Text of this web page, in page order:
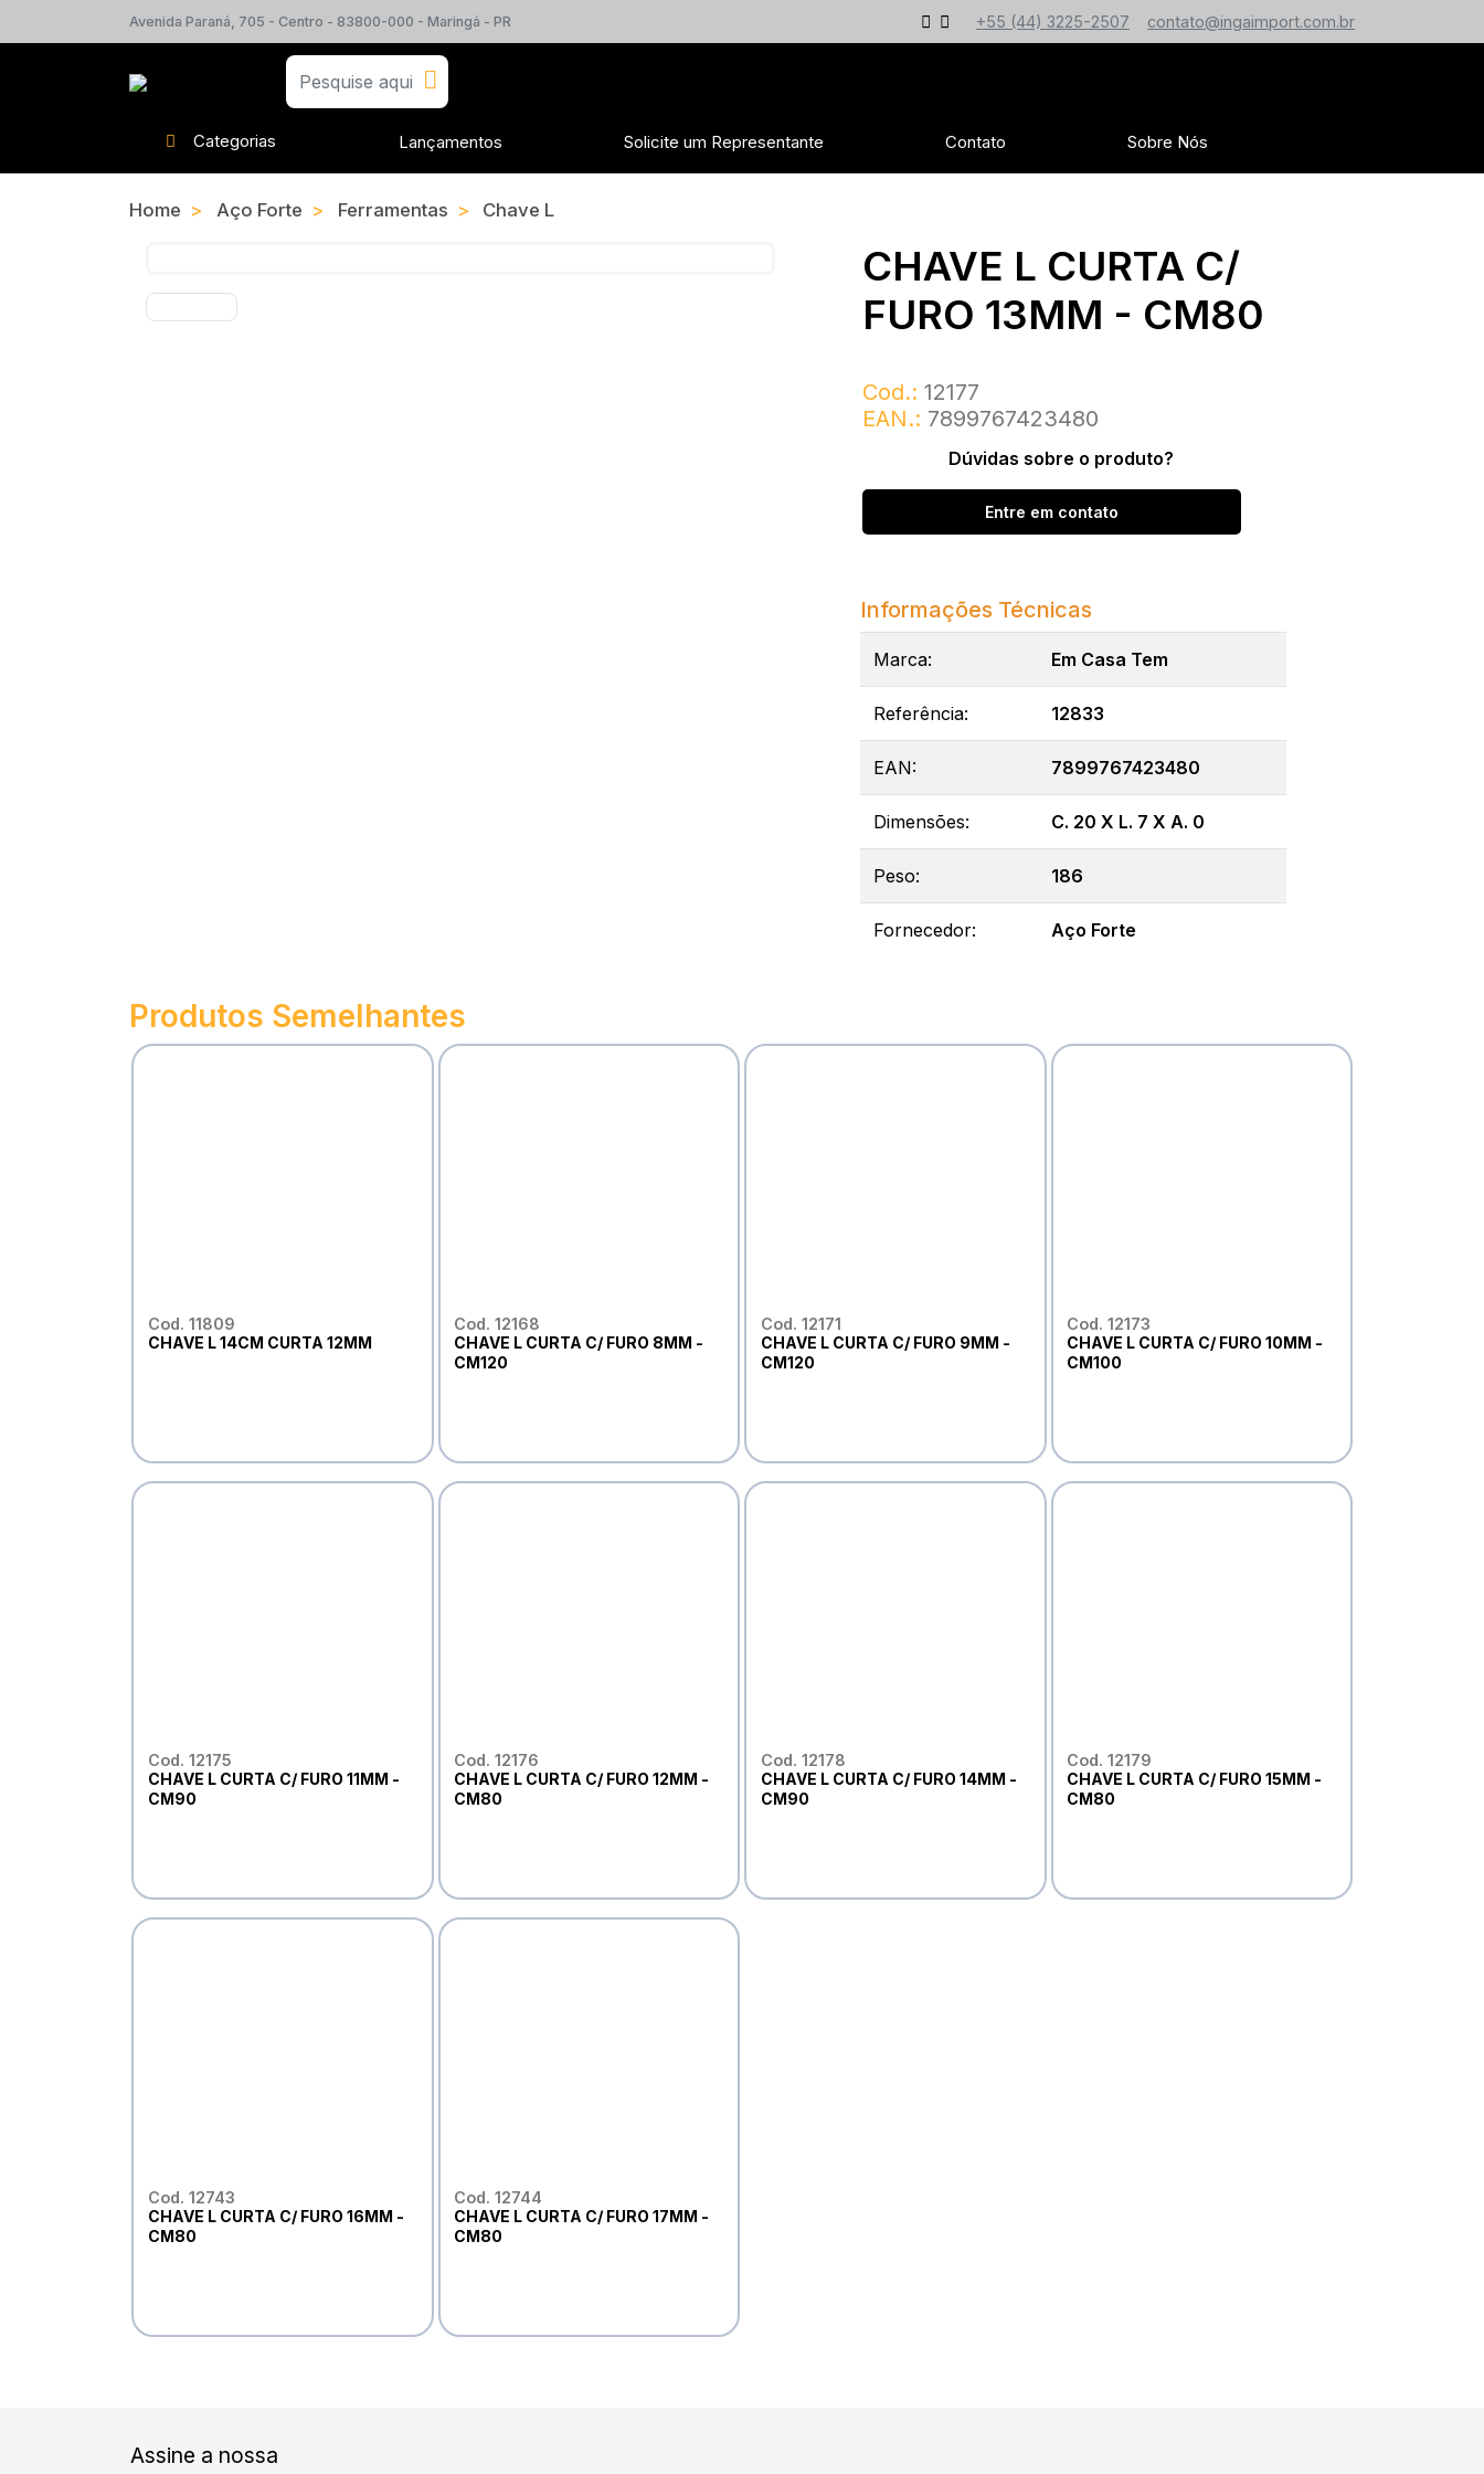
Avenida Paraná, 705 - Centro - 83800-000 - Maringá - PR +55 (44) 3225-2507 contato@ingaimport.com.br
Categorias Lançamentos Solicite um Representante Contato Sobre Nós
Home Aço Forte Ferramentas Chave L
CHAVE L CURTA C/
FURO 13MM - CM80
Cod.: 12177
EAN.: 7899767423480
Dúvidas sobre o produto?
Entre em contato
Informações Técnicas
Marca: Em Casa Tem
Referência: 12833
EAN: 7899767423480
Dimensões: C. 20 X L. 7 X A. 0
Peso: 186
Fornecedor: Aço Forte
Produtos Semelhantes
Cod. 11809
CHAVE L 14CM CURTA 12MM
Cod. 12168
CHAVE L CURTA C/ FURO 8MM -
CM120
Cod. 12171
CHAVE L CURTA C/ FURO 9MM -
CM120
Cod. 12173
CHAVE L CURTA C/ FURO 10MM -
CM100
Cod. 12175
CHAVE L CURTA C/ FURO 11MM -
CM90
Cod. 12176
CHAVE L CURTA C/ FURO 12MM -
CM80
Cod. 12178
CHAVE L CURTA C/ FURO 14MM -
CM90
Cod. 12179
CHAVE L CURTA C/ FURO 15MM -
CM80
Cod. 12743
CHAVE L CURTA C/ FURO 16MM -
CM80
Cod. 12744
CHAVE L CURTA C/ FURO 17MM -
CM80
Assine a nossa